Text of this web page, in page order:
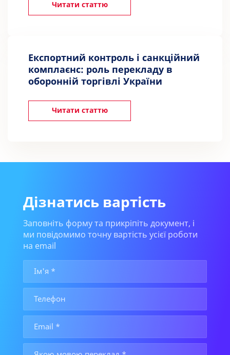
Читати статтю
Експортний контроль і санкційний
комплаєнс: роль перекладу в
оборонній торгівлі України
Читати статтю
Дізнатись вартість
Заповніть форму та прикріпіть документ, і
ми повідомимо точну вартість усієї роботи
на email